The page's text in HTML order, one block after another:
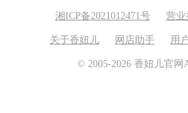
湘ICP备2021012471号 营业
关于香妞儿 网店助手 用
© 2005-2026 香妞儿官